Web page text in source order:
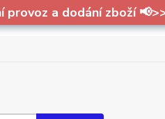
provoz a dodání zboží